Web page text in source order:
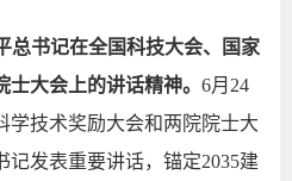
总书记在全国科技大会、国家
大会上的讲话精神。 6月 24
学技术奖励大会和两院院士大
记发表重要讲话，锚定2035建